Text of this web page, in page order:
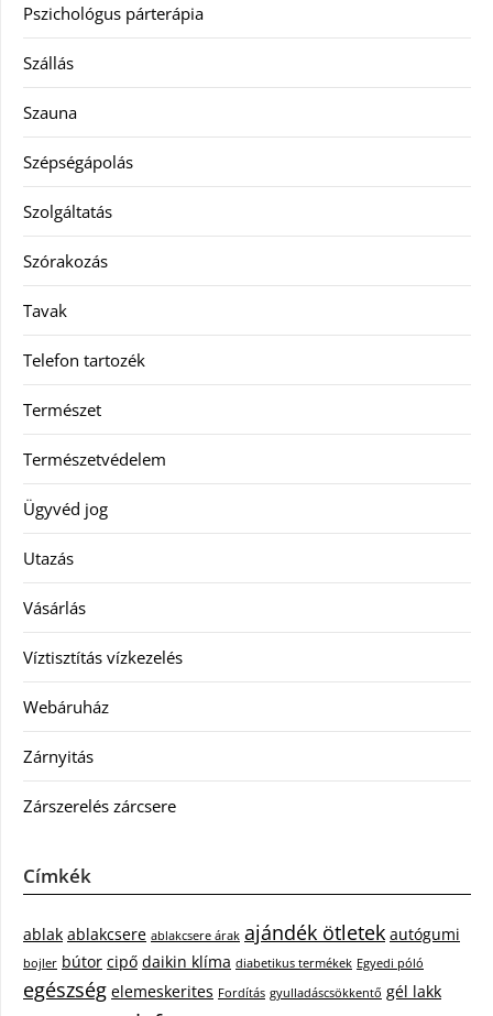
Pszichológus párterápia
Szállás
Szauna
Szépségápolás
Szolgáltatás
Szórakozás
Tavak
Telefon tartozék
Természet
Természetvédelem
Ügyvéd jog
Utazás
Vásárlás
Víztisztítás vízkezelés
Webáruház
Zárnyitás
Zárszerelés zárcsere
Címkék
ablak ablakcsere ablakcsere árak ajándék ötletek autógumi
bojler bútor cipő daikin klíma diabetikus termékek Egyedi póló
egészség elemeskerites Fordítás gyulladáscsökkentő gél lakk